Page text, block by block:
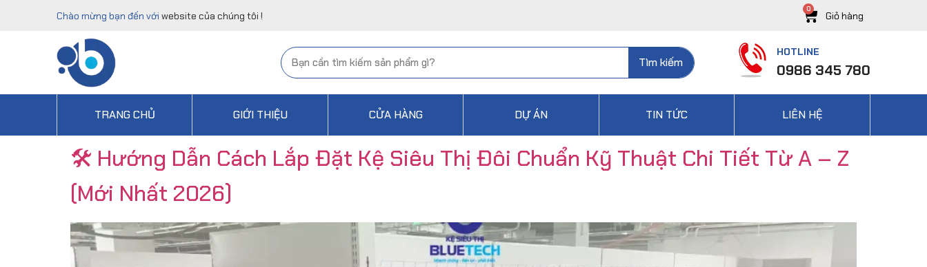
Chào mừng bạn đến với website của chúng tôi !
Tìm kiếm
HOTLINE
0986 345 780
TRANG CHỦ GIỚI THIỆU CỬA HÀNG DỰ ÁN TIN TỨC LIÊN HỆ
🛠️ Hướng Dẫn Cách Lắp Đặt Kệ Siêu Thị Đôi Chuẩn Kỹ Thuật Chi Tiết Từ A – Z
(Mới Nhất 2026)